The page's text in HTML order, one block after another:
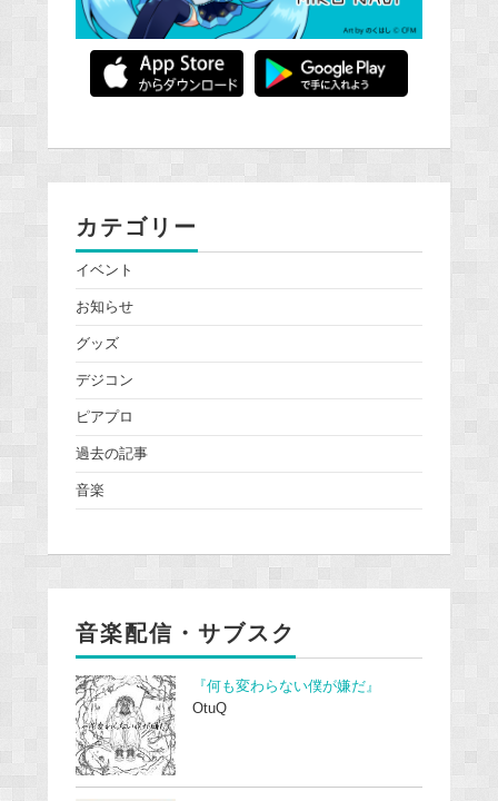
カテゴリー
イベント
お知らせ
グッズ
デジコン
ピアプロ
過去の記事
音楽
音楽配信・サブスク
『何も変わらない僕が嫌だ』
OtuQ